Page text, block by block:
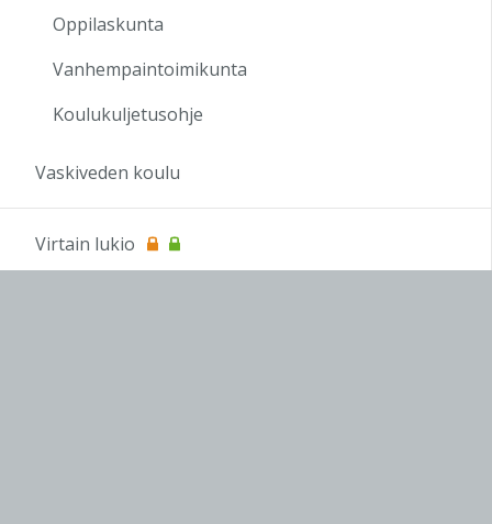
Oppilaskunta
Vanhempaintoimikunta
Koulukuljetusohje
Vaskiveden koulu
Virtain lukio